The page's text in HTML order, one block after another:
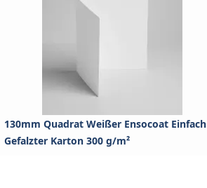
130mm Quadrat Weißer Ensocoat Einfach
Gefalzter Karton 300 g/m²